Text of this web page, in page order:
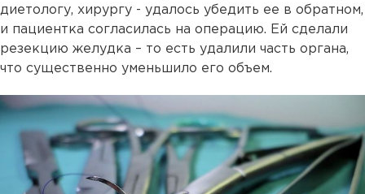
диетологу, хирургу - удалось убедить ее в обратном,
и пациентка согласилась на операцию. Ей сделали
резекцию желудка – то есть удалили часть органа,
что существенно уменьшило его объем.